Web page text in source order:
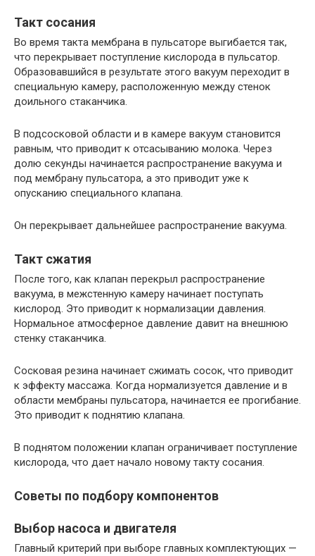
Такт сосания
Во время такта мембрана в пульсаторе выгибается так,
что перекрывает поступление кислорода в пульсатор.
Образовавшийся в результате этого вакуум переходит в
специальную камеру, расположенную между стенок
доильного стаканчика.
В подсосковой области и в камере вакуум становится
равным, что приводит к отсасыванию молока. Через
долю секунды начинается распространение вакуума и
под мембрану пульсатора, а это приводит уже к
опусканию специального клапана.
Он перекрывает дальнейшее распространение вакуума.
Такт сжатия
После того, как клапан перекрыл распространение
вакуума, в межстенную камеру начинает поступать
кислород. Это приводит к нормализации давления.
Нормальное атмосферное давление давит на внешнюю
стенку стаканчика.
Сосковая резина начинает сжимать сосок, что приводит
к эффекту массажа. Когда нормализуется давление и в
области мембраны пульсатора, начинается ее прогибание.
Это приводит к поднятию клапана.
В поднятом положении клапан ограничивает поступление
кислорода, что дает начало новому такту сосания.
Советы по подбору компонентов
Выбор насоса и двигателя
Главный критерий при выборе главных комплектующих —